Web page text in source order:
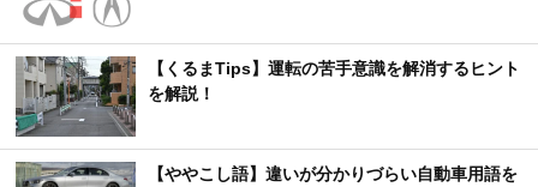
【くるまTips】運転の苦手意識を解消するヒント
を解説！
【ややこし語】違いが分かりづらい自動車用語を